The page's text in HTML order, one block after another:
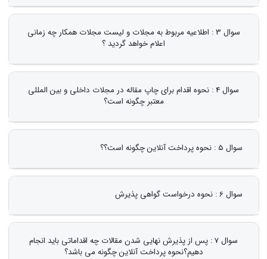
سوال 3 : اطلاعیه مربوط به مجلات و لیست مجلات همکار چه زمانی
اعلام خواهد گردید ؟
سوال 4 : نحوه اقدام برای چاپ مقاله در مجلات داخلی و بین المللی
معتبر چگونه است؟
سوال 5 : نحوه پرداخت آنلاین چگونه است؟؟
سوال 6 : نحوه درخواست گواهی پذیرش
سوال 7 : پس از پذیرش نهایی شدن مقالات چه اقداماتی باید انجام
دهیم؟نحوه پرداخت آنلاین چگونه می باشد؟